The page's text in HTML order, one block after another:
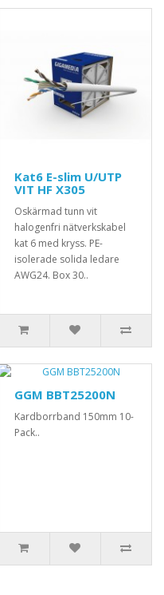
Kat6 E-slim U/UTP
VIT HF X305
Oskärmad tunn vit
halogenfri nätverkskabel
kat 6 med kryss. PE-
isolerade solida ledare
AWG24. Box 30..
GGM BBT25200N
Kardborrband 150mm 10-
Pack..